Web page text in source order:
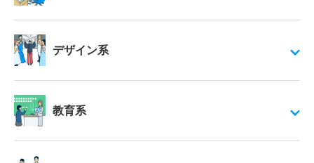
デザイン系
教育系